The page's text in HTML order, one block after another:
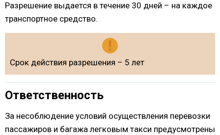
Разрешение выдается в течение 30 дней – на каждое
транспортное средство.
Срок действия разрешения – 5 лет
Ответственность
За несоблюдение условий осуществления перевозки
пассажиров и багажа легковым такси предусмотрены